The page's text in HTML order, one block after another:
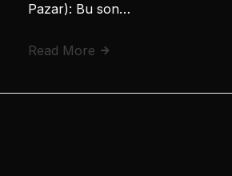
Pazar): Bu son…
Read More